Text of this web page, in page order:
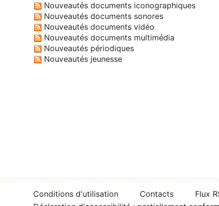
Nouveautés documents iconographiques
Nouveautés documents sonores
Nouveautés documents vidéo
Nouveautés documents multimédia
Nouveautés périodiques
Nouveautés jeunesse
Conditions d'utilisation Contacts
Flux